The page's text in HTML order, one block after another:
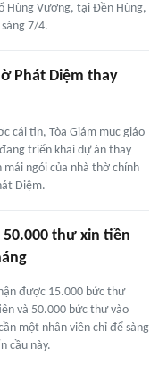
Hùng Vương, tại Đền Hùng,
7/4.
Phát Diệm thay
cái tin, Tòa Giám mục giáo
triển khai dự án thay
ngói của nhà thờ chính
Diệm.
50.000 thư xin tiền
được 15.000 bức thư
và 50.000 bức thư vào
một nhân viên chỉ để sàng
cầu này.